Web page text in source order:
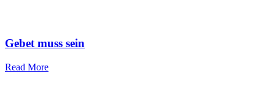
Gebet muss sein
Read More